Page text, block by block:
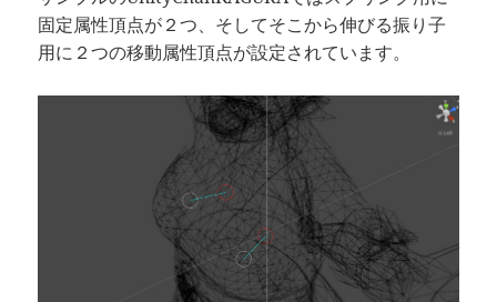
固定属性頂点が２つ、そしてそこから伸びる振り子
用に２つの移動属性頂点が設定されています。